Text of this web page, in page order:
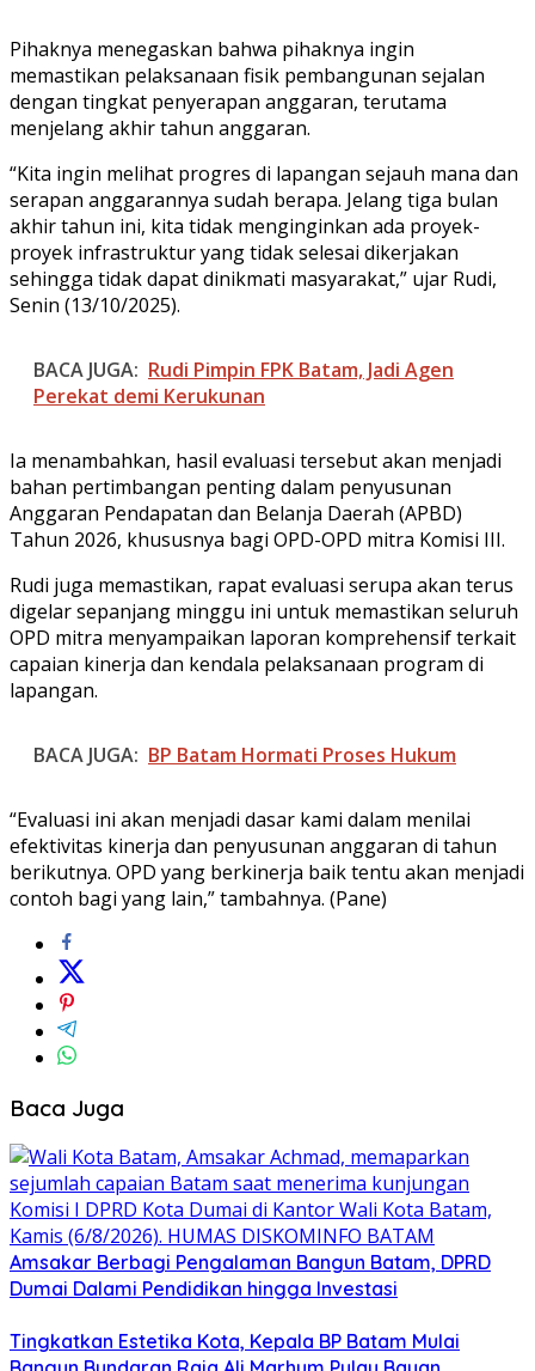
Pihaknya menegaskan bahwa pihaknya ingin
memastikan pelaksanaan fisik pembangunan sejalan
dengan tingkat penyerapan anggaran, terutama
menjelang akhir tahun anggaran.
“Kita ingin melihat progres di lapangan sejauh mana dan
serapan anggarannya sudah berapa. Jelang tiga bulan
akhir tahun ini, kita tidak menginginkan ada proyek-
proyek infrastruktur yang tidak selesai dikerjakan
sehingga tidak dapat dinikmati masyarakat,” ujar Rudi,
Senin (13/10/2025).
BACA JUGA: Rudi Pimpin FPK Batam, Jadi Agen
Perekat demi Kerukunan
Ia menambahkan, hasil evaluasi tersebut akan menjadi
bahan pertimbangan penting dalam penyusunan
Anggaran Pendapatan dan Belanja Daerah (APBD)
Tahun 2026, khususnya bagi OPD-OPD mitra Komisi III.
Rudi juga memastikan, rapat evaluasi serupa akan terus
digelar sepanjang minggu ini untuk memastikan seluruh
OPD mitra menyampaikan laporan komprehensif terkait
capaian kinerja dan kendala pelaksanaan program di
lapangan.
BACA JUGA: BP Batam Hormati Proses Hukum
“Evaluasi ini akan menjadi dasar kami dalam menilai
efektivitas kinerja dan penyusunan anggaran di tahun
berikutnya. OPD yang berkinerja baik tentu akan menjadi
contoh bagi yang lain,” tambahnya. (Pane)
Baca Juga
Amsakar Berbagi Pengalaman Bangun Batam, DPRD
Dumai Dalami Pendidikan hingga Investasi
Tingkatkan Estetika Kota, Kepala BP Batam Mulai